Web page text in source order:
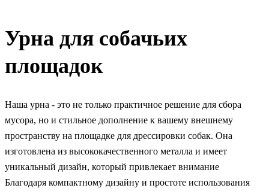
Урна для собачьих
площадок
Наша урна - это не только практичное решение для сбора
мусора, но и стильное дополнение к вашему внешнему
пространству на площадке для дрессировки собак. Она
изготовлена из высококачественного металла и имеет
уникальный дизайн, который привлекает внимание
Благодаря компактному дизайну и простоте использования